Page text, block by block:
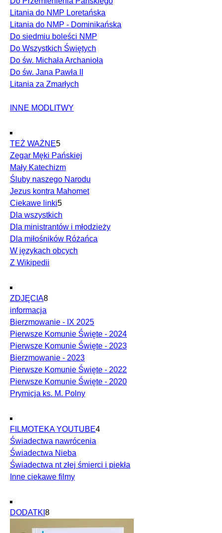
Litania do NMP Loretańska
Litania do NMP - Dominikańska
Do siedmiu boleści NMP
Do Wszystkich Świętych
Do św. Michała Archanioła
Do św. Jana Pawła II
Litania za Zmarłych
INNE MODLITWY
TEŻ WAŻNE5
Zegar Męki Pańskiej
Mały Katechizm
Śluby naszego Narodu
Jezus kontra Mahomet
Ciekawe linki5
Dla wszystkich
Dla ministrantów i młodzieży
Dla miłośników Różańca
W językach obcych
Z Wikipedii
ZDJĘCIA8
informacja
Bierzmowanie - IX 2025
Pierwsze Komunie Święte - 2024
Pierwsze Komunie Święte - 2023
Bierzmowanie - 2023
Pierwsze Komunie Święte - 2022
Pierwsze Komunie Święte - 2020
Prymicja ks. M. Polny
FILMOTEKA YOUTUBE4
Świadectwa nawrócenia
Świadectwa Nieba
Świadectwa nt złej śmierci i piekła
Inne ciekawe filmy
DODATKI 8